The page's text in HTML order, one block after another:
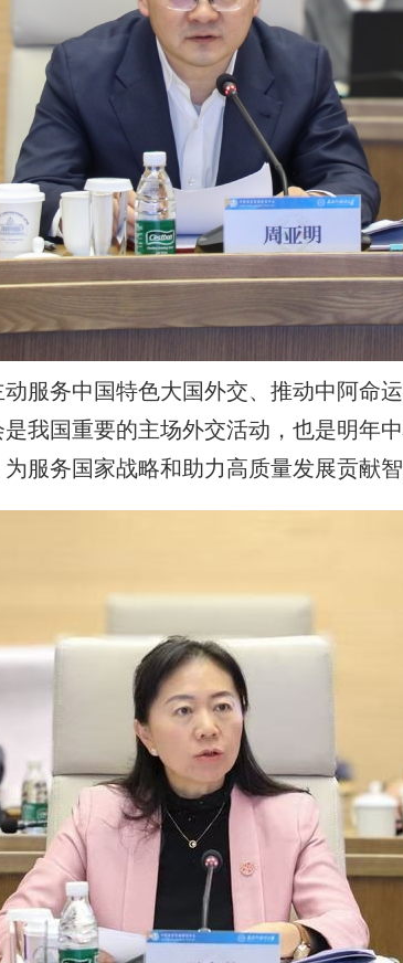
服务中国特色大国外交、推动中阿命
我国重要的主场外交活动，也是明年
服务国家战略和助力高质量发展贡献智